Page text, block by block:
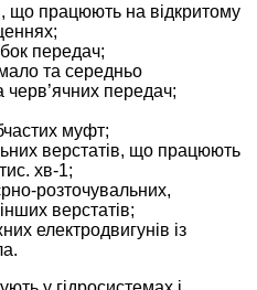
що працюють на відкритому
передач;
та середньо
черв’ячних передач;
муфт;
верстатів, що працюють
хв-1;
розточувальних,
верстатів;
електродвигунів із